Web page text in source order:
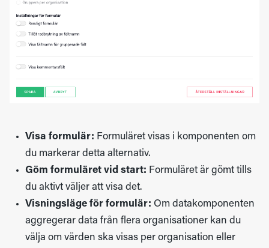
Visa formulär: Formuläret visas i komponenten om
du markerar detta alternativ.
Göm formuläret vid start: Formuläret är gömt tills
du aktivt väljer att visa det.
Visningsläge för formulär: Om datakomponenten
aggregerar data från flera organisationer kan du
välja om värden ska visas per organisation eller